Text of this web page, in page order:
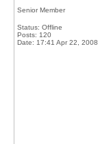
Senior Member
Status: Offline
Posts: 120
Date: 17:41 Apr 22, 2008